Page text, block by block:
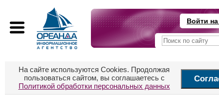
Войти
На сайте используются Cookies. Продолжая
пользоваться сайтом, вы соглашаетесь с
Политикой обработки персональных данных